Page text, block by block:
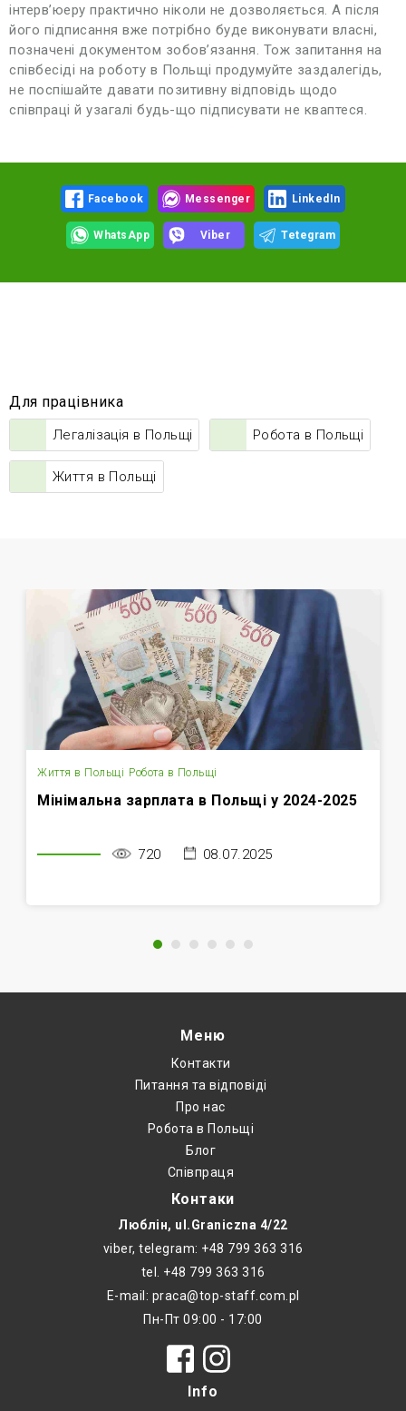
інтерв’юеру практично ніколи не дозволяється. А після
його підписання вже потрібно буде виконувати власні,
позначені документом зобов’язання. Тож запитання на
співбесіді на роботу в Польщі продумуйте заздалегідь,
не поспішайте давати позитивну відповідь щодо
співпраці й узагалі будь-що підписувати не кваптеся.
Facebook Messenger LinkedIn
WhatsApp Viber Tetegram
Для працівника
Легалізація в Польщі Робота в Польщі
Життя в Польщі
Життя в Польщі Робота в Польщі
Мінімальна зарплата в Польщі у 2024-2025
720 08.07.2025
Меню
Контакти
Питання та відповіді
Про нас
Робота в Польщі
Блог
Співпраця
Контаки
Люблін, ul.Graniczna 4/22
viber, telegram: +48 799 363 316
tel. +48 799 363 316
E-mail: praca@top-staff.com.pl
Пн-Пт 09:00 - 17:00
Info